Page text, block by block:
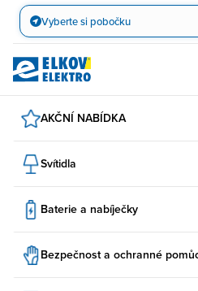
Přejít
obsah
Vyberte si pobočku
AKČNÍ NABÍDKA
Svítidla
Baterie a nabíječky
Bezpečnost a ochranné